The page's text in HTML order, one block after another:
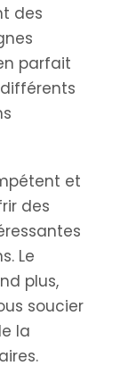
des
parfait
et
des
Le
plus,
soucier
la